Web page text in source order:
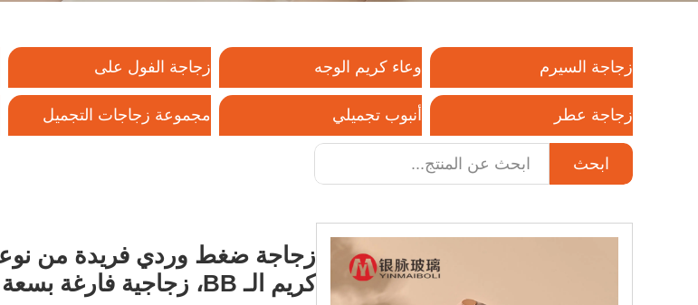
زجاجة السيرم وعاء كريم الوجه زجاجة الفول على
زجاجة عطر أنبوب تجميلي مجموعة زجاجات التجميل
ابحث
كريم الـ BB، زجاجية فارغة بسعة 30 مل مخصصة لأساس السائل